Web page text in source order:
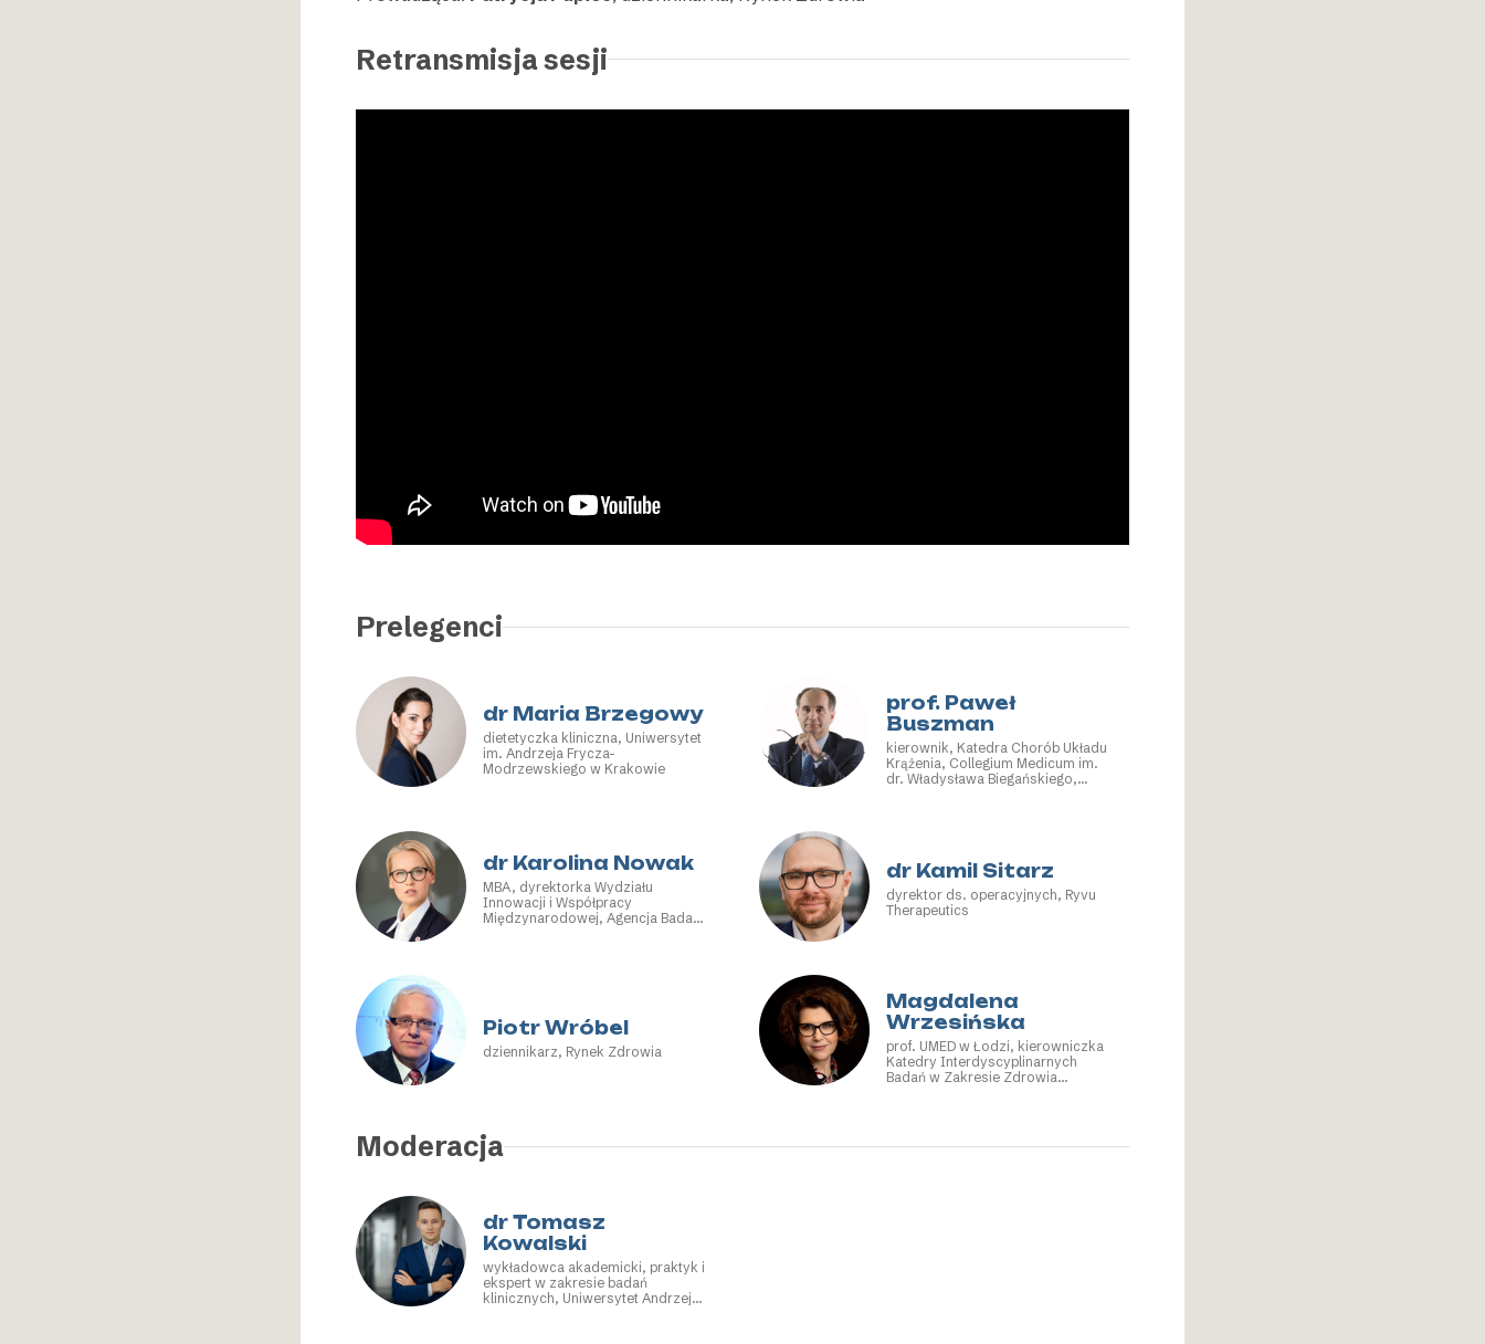
Retransmisja sesji
Prelegenci
dr Maria Brzegowy
dietetyczka kliniczna, Uniwersytet
im. Andrzeja Frycza-
Modrzewskiego w Krakowie
prof. Paweł
Buszman
kierownik, Katedra Chorób Układu
Krążenia, Collegium Medicum im.
dr. Władysława Biegańskiego,
dr Karolina Nowak
MBA, dyrektorka Wydziału
Innowacji i Współpracy
Międzynarodowej, Agencja Badań
dr Kamil Sitarz
dyrektor ds. operacyjnych, Ryvu
Therapeutics
Piotr Wróbel
dziennikarz, Rynek Zdrowia
Magdalena
Wrzesińska
prof. UMED w Łodzi, kierowniczka
Katedry Interdyscyplinarnych
Badań w Zakresie Zdrowia
Moderacja
dr Tomasz
Kowalski
wykładowca akademicki, praktyk i
ekspert w zakresie badań
klinicznych, Uniwersytet Andrzeja